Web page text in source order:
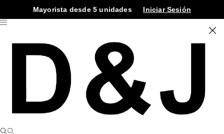
Mayorista desde 5 unidades Iniciar Sesión